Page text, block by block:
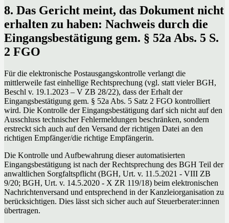
8. Das Gericht meint, das Dokument nicht
erhalten zu haben: Nachweis durch die
Eingangsbestätigung gem. § 52a Abs. 5 S.
2 FGO
Für die elektronische Postausgangskontrolle verlangt die
mittlerweile fast einhellige Rechtsprechung (vgl. statt vieler BGH,
Beschl v. 19.1.2023 – V ZB 28/22), dass der Erhalt der
Eingangsbestätigung gem. § 52a Abs. 5 Satz 2 FGO kontrolliert
wird. Die Kontrolle der Eingangsbestätigung darf sich nicht auf den
Ausschluss technischer Fehlermeldungen beschränken, sondern
erstreckt sich auch auf den Versand der richtigen Datei an den
richtigen Empfänger/die richtige Empfängerin.
Die Kontrolle und Aufbewahrung dieser automatisierten
Eingangsbestätigung ist nach der Rechtsprechung des BGH Teil der
anwaltlichen Sorgfaltspflicht (BGH, Urt. v. 11.5.2021 - VIII ZB
9/20; BGH, Urt. v. 14.5.2020 - X ZR 119/18) beim elektronischen
Nachrichtenversand und entsprechend in der Kanzleiorganisation zu
berücksichtigen. Dies lässt sich sicher auch auf Steuerberater:innen
übertragen.